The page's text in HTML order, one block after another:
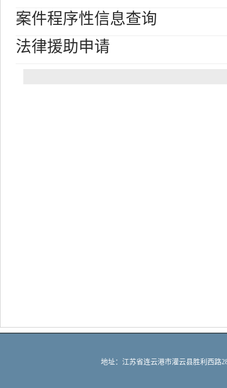
案件程序性信息查询
法律援助申请
地址：江苏省连云港市灌云县胜利西